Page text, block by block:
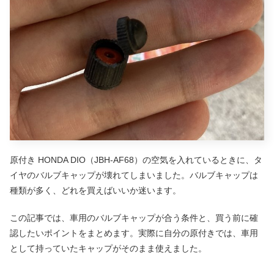
原付き HONDA DIO（JBH-AF68）の空気を入れているときに、タ
イヤのバルブキャップが壊れてしまいました。バルブキャップは
種類が多く、どれを買えばいいか迷います。
この記事では、車用のバルブキャップが合う条件と、買う前に確
認したいポイントをまとめます。実際に自分の原付きでは、車用
として持っていたキャップがそのまま使えました。